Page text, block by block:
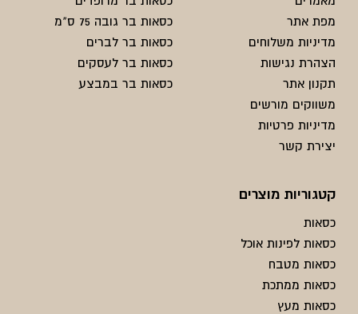
מפת אתר
מדיניות משלוחים
הצהרת נגישות
תקנון אתר
משווקים מורשים
מדיניות פרטיות
יצירת קשר
כסאות בר גובה 75 ס"מ
כסאות בר לברים
כסאות בר לעסקים
כסאות בר במבצע
קטגוריות מוצרים
כסאות
כסאות לפינות אוכל
כסאות מטבח
כסאות ממתכת
כסאות מעץ